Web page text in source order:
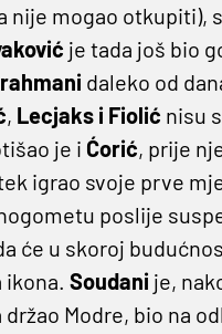
nije mogao otkupiti),
je tada još bio
daleko od
, Lecjaks i Fiolić nisu
je i Ćorić, prije
igrao svoje prve
poslije
će u skoroj
Soudani je,
Modre, bio na